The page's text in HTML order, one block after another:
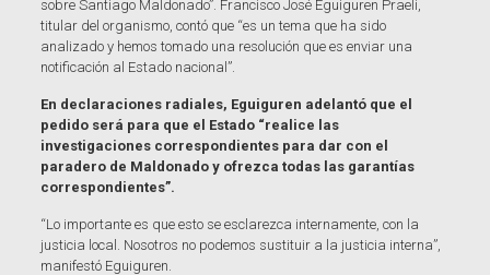
sobre Santiago Maldonado”. Francisco José Eguiguren Praeli,
titular del organismo, contó que “es un tema que ha sido
analizado y hemos tomado una resolución que es enviar una
notificación al Estado nacional”.
En declaraciones radiales, Eguiguren adelantó que el
pedido será para que el Estado “realice las
investigaciones correspondientes para dar con el
paradero de Maldonado y ofrezca todas las garantías
correspondientes”.
“Lo importante es que esto se esclarezca internamente, con la
justicia local. Nosotros no podemos sustituir a la justicia interna”,
manifestó Eguiguren.